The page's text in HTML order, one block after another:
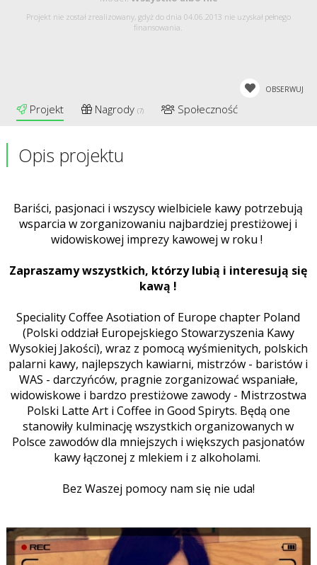
Projekt nie został zrealizowany, gdyż do dnia 04.06.2013 nie uzyskał pełnego
finansowania.
OBSERWUJ
Projekt Nagrody(7) Społeczność
Opis projektu
Bariści, pasjonaci i wszyscy wielbiciele kawy potrzebują
wsparcia w zorganizowaniu najbardziej prestiżowej i
widowiskowej imprezy kawowej w roku !
Zapraszamy wszystkich, którzy lubią i interesują się
kawą !
Speciality Coffee Asotiation of Europe chapter Poland
(Polski oddział Europejskiego Stowarzyszenia Kawy
Wysokiej Jakości), wraz z pomocą wyśmienitych, polskich
palarni kawy, najlepszych kawiarni, mistrzów - baristów i
WAS - darczyńców, pragnie zorganizować wspaniałe,
widowiskowe i bardzo prestiżowe zawody - Mistrzostwa
Polski Latte Art i Coffee in Good Spiryts. Będą one
stanowiły kulminację wszystkich organizowanych w
Polsce zawodów dla mniejszych i większych pasjonatów
kawy łączonej z mlekiem i z alkoholami.
Bez Waszej pomocy nam się nie uda!